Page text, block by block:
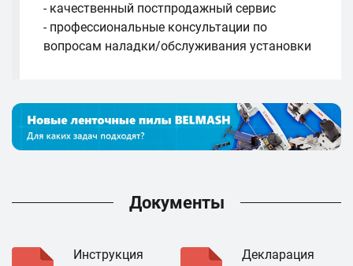
- качественный постпродажный сервис
- профессиональные консультации по
вопросам наладки/обслуживания установки
Документы
Инструкция Декларация